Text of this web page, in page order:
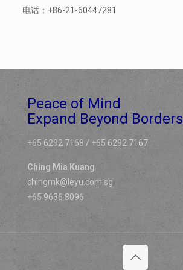
电话：+86-21-60447281
Peace of Mind
Expand Beyond Borders
+65 6292 7168 / +65 6292 7167
Ching Mia Kuang
chingmk@leyu.com.sg
+65 9636 8096